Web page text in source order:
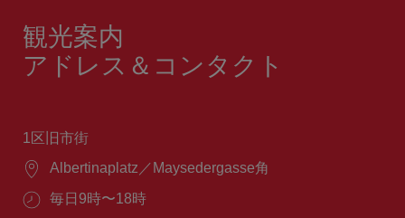
観光案内
アドレス＆コンタクト
1区旧市街
場
Albertinaplatz／Maysedergasse角
営
毎日9時〜18時